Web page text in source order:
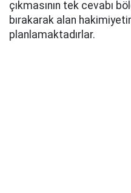
çıkmasının tek cevabı
bırakarak alan
planlamaktadırlar.